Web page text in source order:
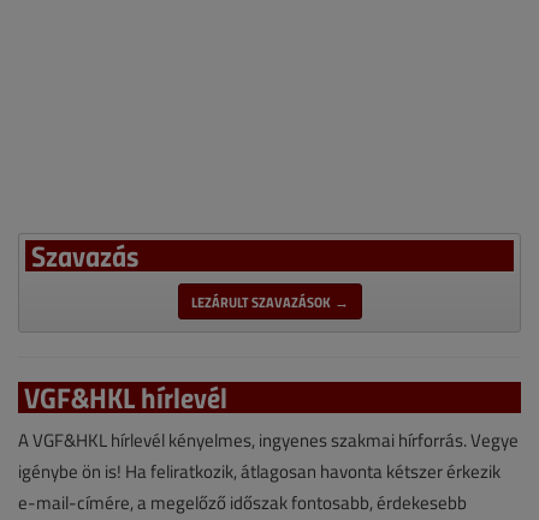
Szavazás
LEZÁRULT SZAVAZÁSOK →
VGF&HKL hírlevél
A VGF&HKL hírlevél kényelmes, ingyenes szakmai hírforrás. Vegye
igénybe ön is! Ha feliratkozik, átlagosan havonta kétszer érkezik
e-mail-címére, a megelőző időszak fontosabb, érdekesebb